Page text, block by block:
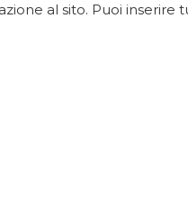
al sito. Puoi inserire